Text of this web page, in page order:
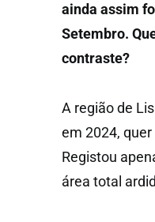
ainda assim
Setembro.
contraste?
A região de
em 2024,
Registou
área total